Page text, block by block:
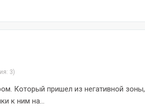
3)
Который пришел из негативной зоны,
к ним на...